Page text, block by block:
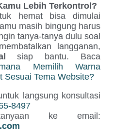
Lebih Terkontrol?
hemat bisa dimulai
masih bingung harus
tanya-tanya dulu soal
langganan,
siap bantu. Baca
Memilih Warna
Sesuai Tema Website?
langsung konsultasi
8497
ke email: